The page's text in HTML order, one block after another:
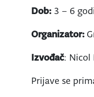
Dob: 3 – 6
Organizator:
Izvođač: Nicol
Prijave se